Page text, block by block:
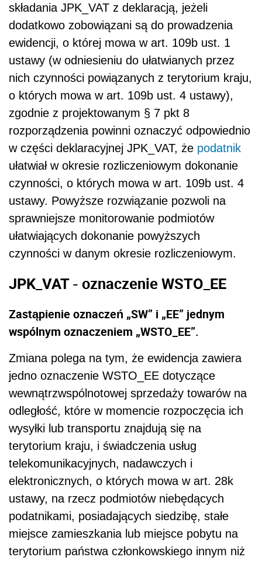
składania JPK_VAT z deklaracją, jeżeli
dodatkowo zobowiązani są do prowadzenia
ewidencji, o której mowa w art. 109b ust. 1
ustawy (w odniesieniu do ułatwianych przez
nich czynności powiązanych z terytorium kraju,
o których mowa w art. 109b ust. 4 ustawy),
zgodnie z projektowanym § 7 pkt 8
rozporządzenia powinni oznaczyć odpowiednio
w części deklaracyjnej JPK_VAT, że podatnik
ułatwiał w okresie rozliczeniowym dokonanie
czynności, o których mowa w art. 109b ust. 4
ustawy. Powyższe rozwiązanie pozwoli na
sprawniejsze monitorowanie podmiotów
ułatwiających dokonanie powyższych
czynności w danym okresie rozliczeniowym.
JPK_VAT - oznaczenie WSTO_EE
Zastąpienie oznaczeń „SW” i „EE” jednym
wspólnym oznaczeniem „WSTO_EE”.
Zmiana polega na tym, że ewidencja zawiera
jedno oznaczenie WSTO_EE dotyczące
wewnątrzwspólnotowej sprzedaży towarów na
odległość, które w momencie rozpoczęcia ich
wysyłki lub transportu znajdują się na
terytorium kraju, i świadczenia usług
telekomunikacyjnych, nadawczych i
elektronicznych, o których mowa w art. 28k
ustawy, na rzecz podmiotów niebędących
podatnikami, posiadających siedzibę, stałe
miejsce zamieszkania lub miejsce pobytu na
terytorium państwa członkowskiego innym niż